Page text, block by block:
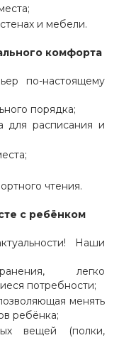
и мебели.
комфорта
по-настоящему
порядка;
для расписания и
чтения.
с ребёнком
Наши
легко
потребности;
менять
ребёнка;
вещей (полки,